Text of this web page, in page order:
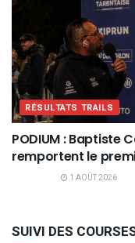
RÉSULTATS TRAILS
PODIUM : Baptiste
remportent le
1 AOÛT 2026
SUIVI DES